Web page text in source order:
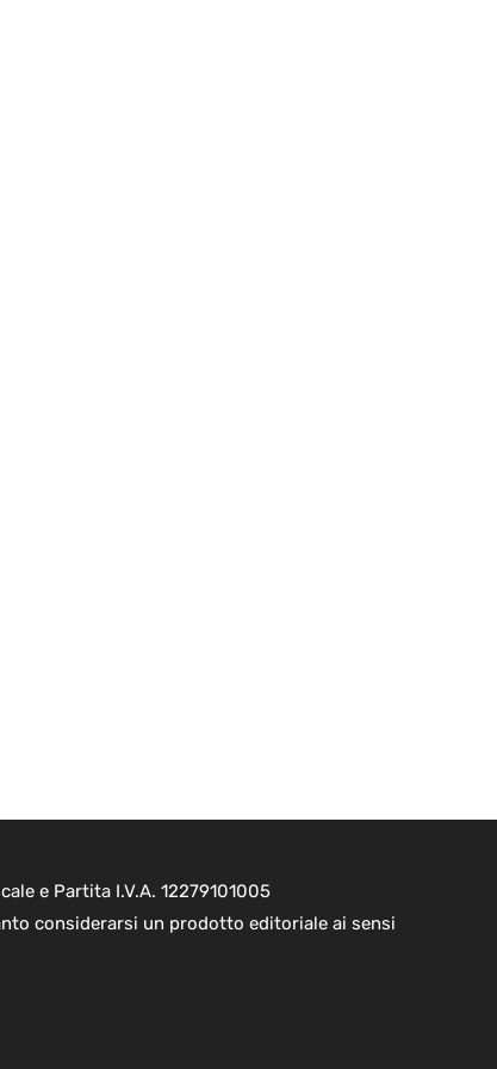
e Partita I.V.A. 12279101005
considerarsi un prodotto editoriale ai sensi